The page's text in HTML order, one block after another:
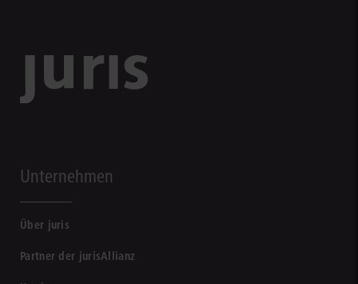
Unternehmen
Über juris
Partner der jurisAllianz